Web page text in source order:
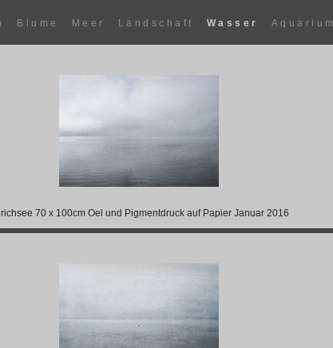
Blume Meer Landschaft Wasser Aquarium
70 x 100cm Oel und Pigmentdruck auf Papier Januar 2016